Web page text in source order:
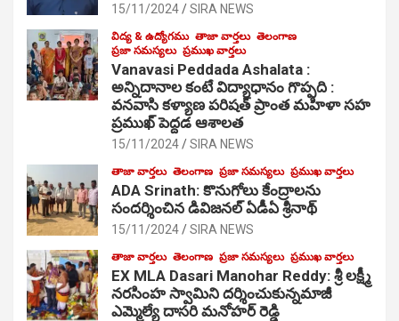
15/11/2024 SIRA NEWS
విద్య & ఉద్యోగము తాజా వార్తలు తెలంగాణ
ప్రజా సమస్యలు ప్రముఖ వార్తలు
Vanavasi Peddada Ashalata :
అన్నిదానాల కంటే విద్యాధానం గొప్పది :
వనవాసి కళ్యాణ పరిషత్ ప్రాంత మహిళా సహ
ప్రముఖ్ పెద్దడ ఆశాలత
15/11/2024 SIRA NEWS
తాజా వార్తలు తెలంగాణ ప్రజా సమస్యలు ప్రముఖ వార్తలు
ADA Srinath: కొనుగోలు కేంద్రాల‌ను
సంద‌ర్శించిన డివిజనల్ ఏడీఏ శ్రీనాథ్
15/11/2024 SIRA NEWS
తాజా వార్తలు తెలంగాణ ప్రజా సమస్యలు ప్రముఖ వార్తలు
EX MLA Dasari Manohar Reddy: శ్రీ లక్ష్మీ
నరసింహ స్వామిని దర్శించుకున్నమాజీ
ఎమ్మెల్యే దాసరి మనోహర్ రెడ్డి